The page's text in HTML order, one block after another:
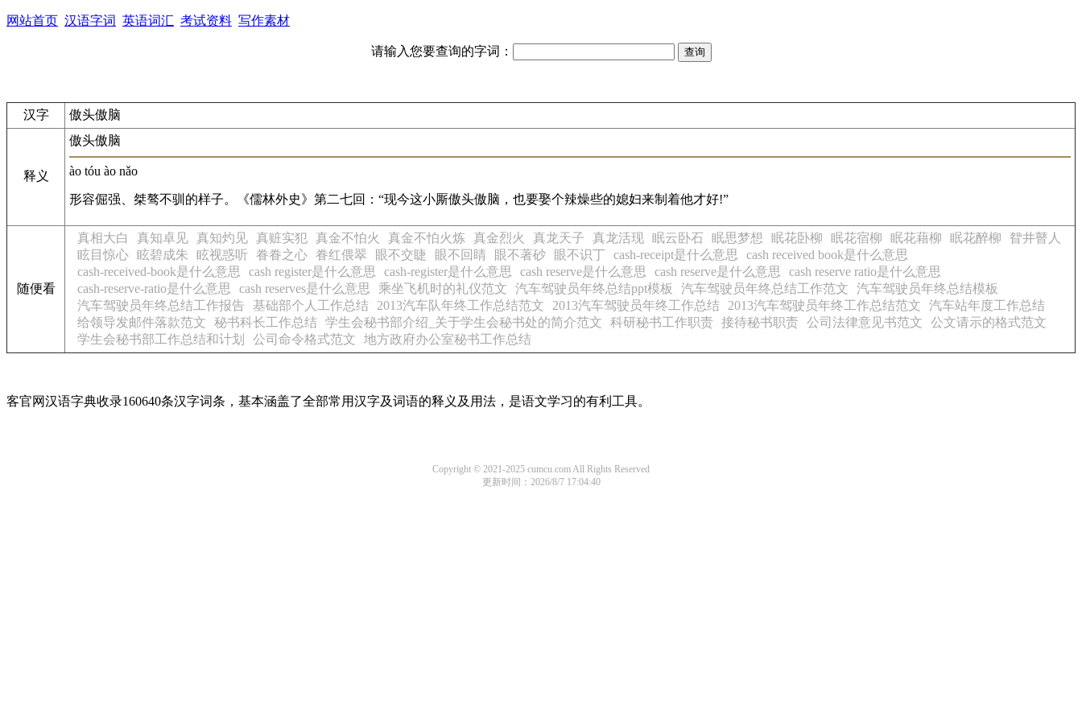
网站首页 汉语字词 英语词汇 考试资料 写作素材
请输入您要查询的字词：
汉字 傲头傲脑
释义
傲头傲脑
ào tóu ào nǎo
形容倔强、桀骜不驯的样子。《儒林外史》第二七回：“现今这小厮傲头傲脑，也要娶个辣燥些的媳妇来制着他才好!”
随便看
真相大白 真知卓见 真知灼见 真赃实犯 真金不怕火 真金不怕火炼 真金烈火 真龙天子 真龙活现 眠云卧石 眠思梦想 眠花卧柳 眠花宿柳 眠花藉柳 眠花醉柳
眢井瞽人
眩目惊心 眩碧成朱 眩视惑听 眷眷之心 眷红偎翠 眼不交睫 眼不回睛 眼不著砂 眼不识丁 cash-receipt是什么意思
cash received book是什么意思
cash-received-book是什么意思
cash register是什么意思 cash-register是什么意思 cash reserve是什么意思 cash reserve是什么意思
cash reserve ratio是什么意思
cash-reserve-ratio是什么意思
cash reserves是什么意思 乘坐飞机时的礼仪范文 汽车驾驶员年终总结ppt模板 汽车驾驶员年终总结工作范文
汽车驾驶员年终总结模板
汽车驾驶员年终总结工作报告
基础部个人工作总结 2013汽车队年终工作总结范文 2013汽车驾驶员年终工作总结 2013汽车驾驶员年终工作总结范文
汽车站年度工作总结
给领导发邮件落款范文
秘书科长工作总结 学生会秘书部介绍_关于学生会秘书处的简介范文 科研秘书工作职责 接待秘书职责 公司法律意见书范文
公文请示的格式范文
学生会秘书部工作总结和计划
公司命令格式范文 地方政府办公室秘书工作总结
客官网汉语字典收录160640条汉字词条，基本涵盖了全部常用汉字及词语的释义及用法，是语文学习的有利工具。
Copyright © 2021-2025 cumcu.com All Rights Reserved
更新时间：2026/8/7 17:04:40